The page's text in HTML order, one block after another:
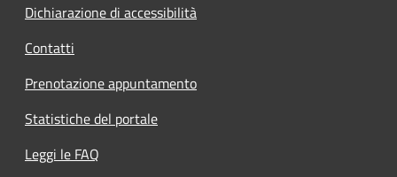
Dichiarazione di accessibilità
Contatti
Prenotazione appuntamento
Statistiche del portale
Leggi le FAQ